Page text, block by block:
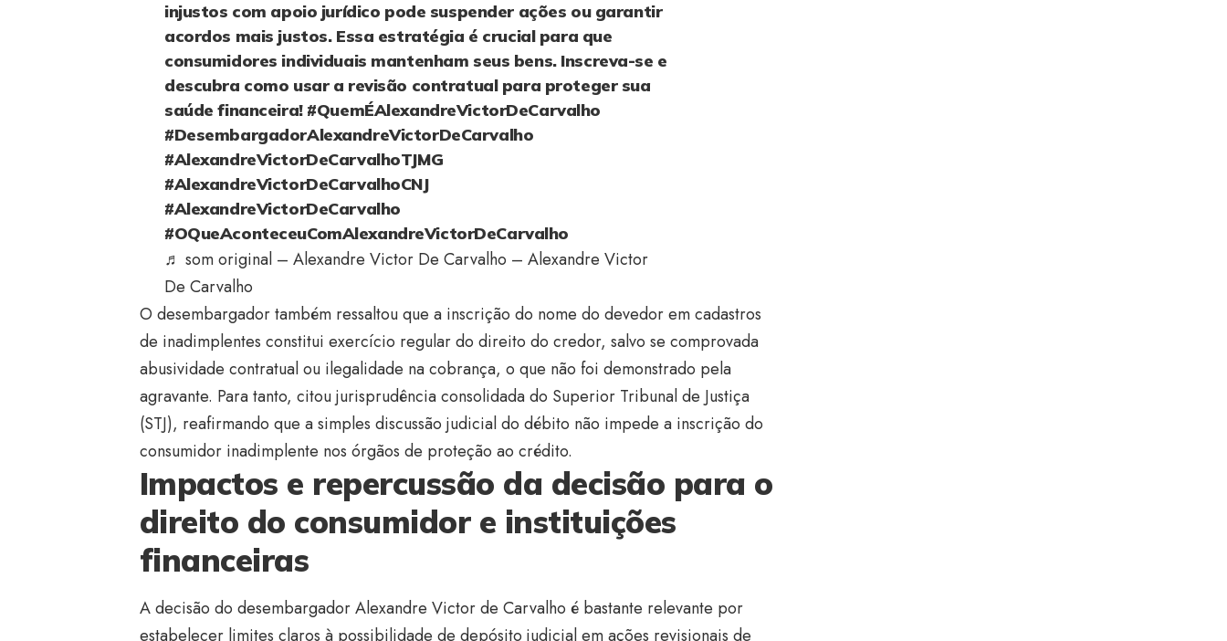
injustos com apoio jurídico pode suspender ações ou garantir
acordos mais justos. Essa estratégia é crucial para que
consumidores individuais mantenham seus bens. Inscreva-se e
descubra como usar a revisão contratual para proteger sua
saúde financeira! #QuemÉAlexandreVictorDeCarvalho
#DesembargadorAlexandreVictorDeCarvalho
#AlexandreVictorDeCarvalhoTJMG
#AlexandreVictorDeCarvalhoCNJ
#AlexandreVictorDeCarvalho
#OQueAconteceuComAlexandreVictorDeCarvalho
♬ som original – Alexandre Victor De Carvalho – Alexandre Victor
De Carvalho
O desembargador também ressaltou que a inscrição do nome do devedor em cadastros
de inadimplentes constitui exercício regular do direito do credor, salvo se comprovada
abusividade contratual ou ilegalidade na cobrança, o que não foi demonstrado pela
agravante. Para tanto, citou jurisprudência consolidada do Superior Tribunal de Justiça
(STJ), reafirmando que a simples discussão judicial do débito não impede a inscrição do
consumidor inadimplente nos órgãos de proteção ao crédito.
Impactos e repercussão da decisão para o
direito do consumidor e instituições
financeiras
A decisão do desembargador Alexandre Victor de Carvalho é bastante relevante por
estabelecer limites claros à possibilidade de depósito judicial em ações revisionais de